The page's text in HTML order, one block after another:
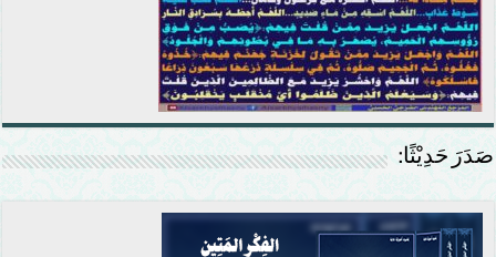
صَدَرَ حَدِيْثًا: